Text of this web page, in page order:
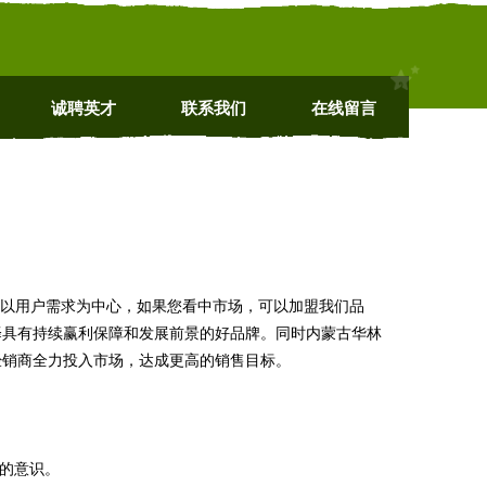
诚聘英才 联系我们 在线留言
用户需求为中心，如果您看中市场，可以加盟我们品
有持续赢利保障和发展前景的好品牌。同时内蒙古华林
商全力投入市场，达成更高的销售目标。
意识。